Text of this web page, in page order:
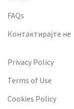
FAQs
Контактирајте не
Privacy Policy
Terms of Use
Cookies Policy